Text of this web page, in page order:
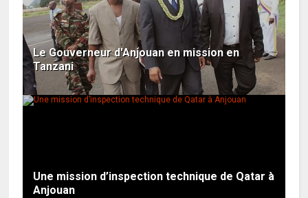
Le Gouverneur d'Anjouan en mission en
Tanzani
Une mission d’inspection technique de Qatar à
Anjouan